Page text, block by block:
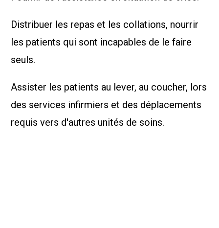
Distribuer les repas et les collations, nourrir
les patients qui sont incapables de le faire
seuls.
Assister les patients au lever, au coucher, lors
des services infirmiers et des déplacements
requis vers d'autres unités de soins.